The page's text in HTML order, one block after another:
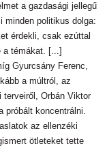
a gazdasági jellegű
minden politikus dolga:
érdekli, csak ezúttal
a témákat. [...]
Gyurcsány Ferenc,
a múltról, az
Orbán Viktor
próbált koncentrálni.
az ellenzéki
ötleteket tette